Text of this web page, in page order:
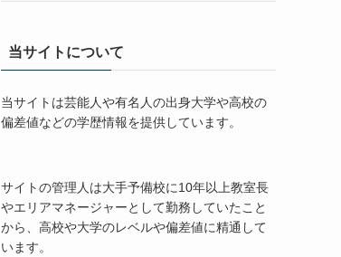
当サイトについて
当サイトは芸能人や有名人の出身大学や高校の
偏差値などの学歴情報を提供しています。
サイトの管理人は大手予備校に10年以上教室長
やエリアマネージャーとして勤務していたこと
から、高校や大学のレベルや偏差値に精通して
います。